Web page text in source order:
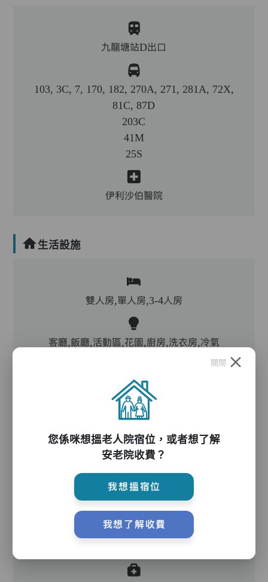
九龍塘站D出口
103, 3C, 7, 170, 182, 270A, 271, 281A, 72X,
81C, 87D
203C
41M
25S
伊利沙伯醫院
生活設施
雙人房,單人房,3-4人房
客廳,飯廳,活動區,花園,廚房,洗衣房,冷氣
防滑扶手,助行器/拐杖,輪椅
護理服務
主管,護理員,保健員
護理評估、執藥、核派藥、量度生命表徵、協助沐
關閉
您係咪想搵老人院宿位，或者想了解
安老院收費？
我想搵宿位
我想了解收費